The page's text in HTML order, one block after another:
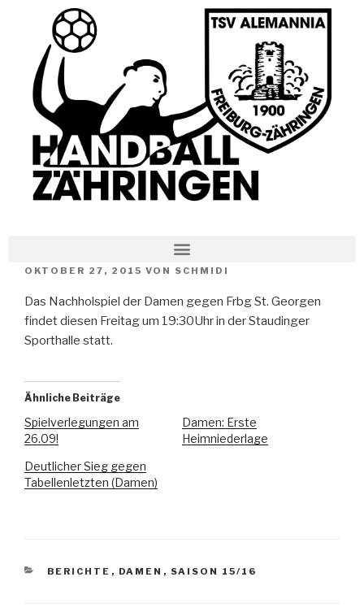
OKTOBER 27, 2015 VON SCHMIDI
Das Nachholspiel der Damen gegen Frbg St. Georgen
findet diesen Freitag um 19:30Uhr in der Staudinger
Sporthalle statt.
Ähnliche Beiträge
Spielverlegungen am
26.09!
Damen: Erste
Heimniederlage
Deutlicher Sieg gegen
Tabellenletzten (Damen)
BERICHTE , DAMEN , SAISON 15/16